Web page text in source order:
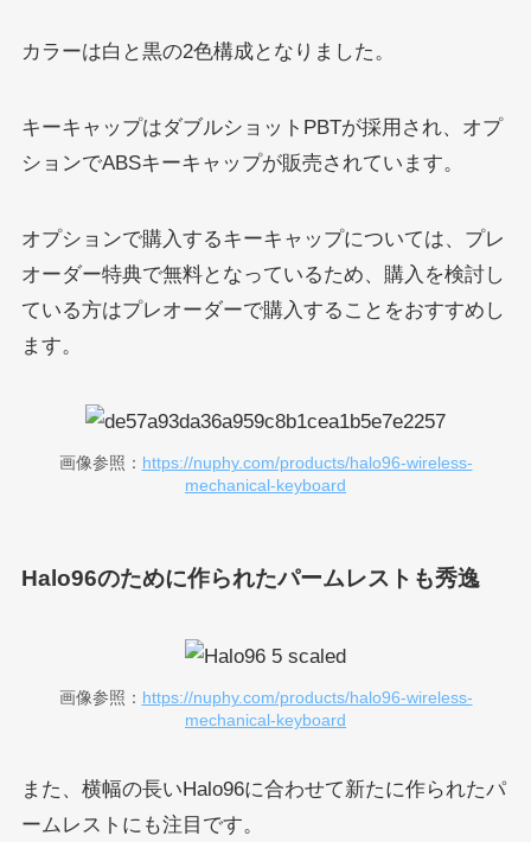
カラーは白と黒の2色構成となりました。
キーキャップはダブルショットPBTが採用され、オプ
ションでABSキーキャップが販売されています。
オプションで購入するキーキャップについては、プレ
オーダー特典で無料となっているため、購入を検討し
ている方はプレオーダーで購入することをおすすめし
ます。
画像参照： https://nuphy.com/products/halo96-wireless-
mechanical-keyboard
Halo96のために作られたパームレストも秀逸
画像参照： https://nuphy.com/products/halo96-wireless-
mechanical-keyboard
また、横幅の長いHalo96に合わせて新たに作られたパ
ームレストにも注目です。